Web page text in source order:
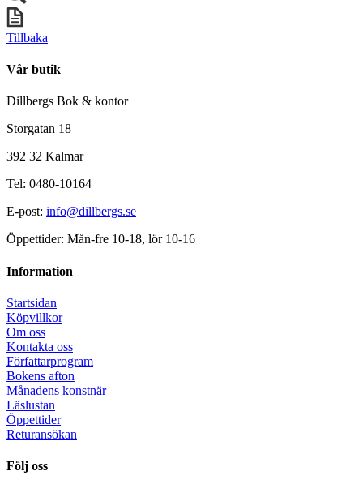
Tillbaka
Vår butik
Dillbergs Bok & kontor
Storgatan 18
392 32 Kalmar
Tel: 0480-10164
E-post: info@dillbergs.se
Öppettider: Mån-fre 10-18, lör 10-16
Information
Startsidan
Köpvillkor
Om oss
Kontakta oss
Författarprogram
Bokens afton
Månadens konstnär
Läslustan
Öppettider
Returansökan
Följ oss